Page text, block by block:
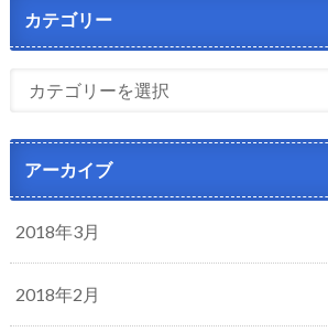
カテゴリー
アーカイブ
2018年3月
2018年2月